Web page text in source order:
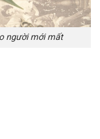
người mới mất